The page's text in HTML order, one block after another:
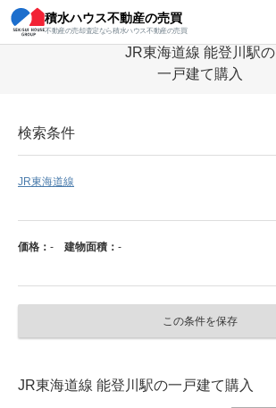
積水ハウス不動産の売買
不動産の売却査定なら積水ハウス不動産の売買
積水ハウス不動産の売買 関西エリア
JR東海道線 能登川駅の
一戸建て購入
検索条件
JR東海道線
価格： - 建物面積： -
この条件を保存
JR東海道線 能登川駅の一戸建て購入